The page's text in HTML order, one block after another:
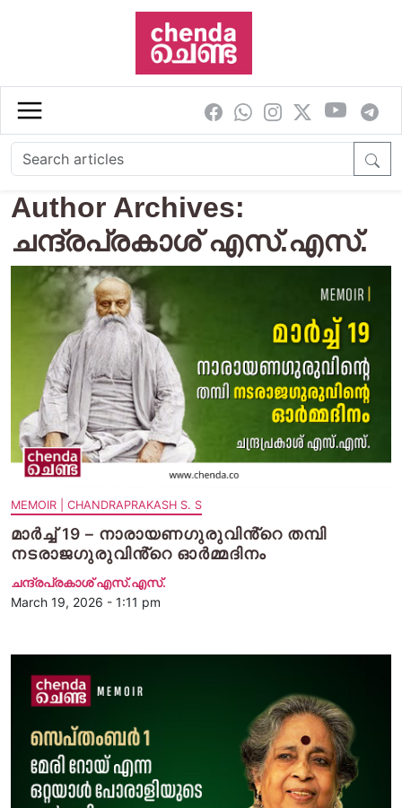
Skip to main content
Author Archives:
ചന്ദ്രപ്രകാശ് എസ്.എസ്.
MEMOIR | CHANDRAPRAKASH S. S
മാർച്ച് 19 – നാരായണഗുരുവിൻ്റെ തമ്പി
നടരാജഗുരുവിൻ്റെ ഓർമ്മദിനം
ചന്ദ്രപ്രകാശ് എസ്.എസ്.
March 19, 2026 - 1:11 pm